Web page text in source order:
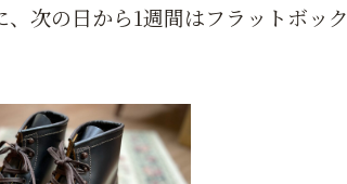
、次の日から1週間はフラットボッ